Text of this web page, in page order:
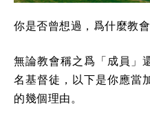
你是否曾想過，爲什麼教
無論教會稱之爲「成員」
名基督徒，以下是你應當
的幾個理由。